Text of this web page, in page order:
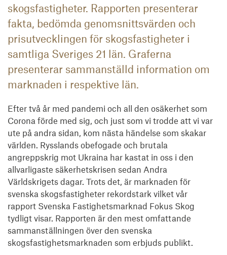
skogsfastigheter. Rapporten presenterar
fakta, bedömda genomsnittsvärden och
prisutvecklingen för skogsfastigheter i
samtliga Sveriges 21 län. Graferna
presenterar sammanställd information om
marknaden i respektive län.
Efter två år med pandemi och all den osäkerhet som
Corona förde med sig, och just som vi trodde att vi var
ute på andra sidan, kom nästa händelse som skakar
världen. Rysslands obefogade och brutala
angreppskrig mot Ukraina har kastat in oss i den
allvarligaste säkerhetskrisen sedan Andra
Världskrigets dagar. Trots det, är marknaden för
svenska skogsfastigheter rekordstark vilket vår
rapport Svenska Fastighetsmarknad Fokus Skog
tydligt visar. Rapporten är den mest omfattande
sammanställningen över den svenska
skogsfastighetsmarknaden som erbjuds publikt.